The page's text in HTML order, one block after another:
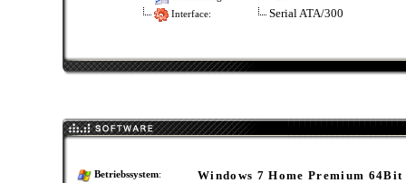
Interface: Serial ATA/300
Betriebssystem: Windows 7 Home Premium 64Bit